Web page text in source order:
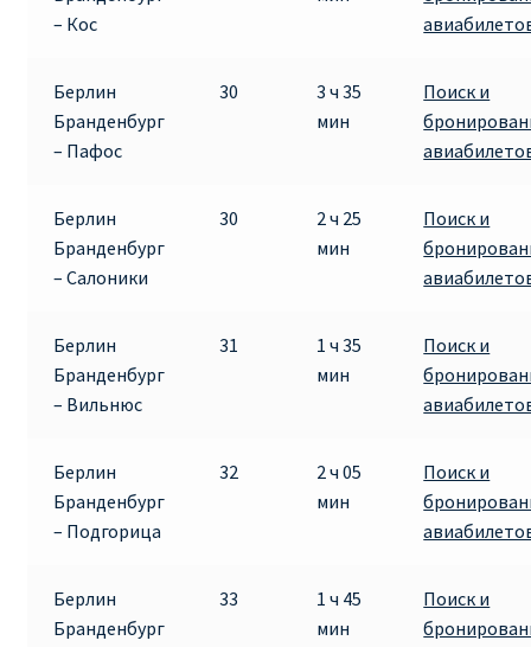
– Кос
Берлин
Бранденбург
– Пафос
30
3 ч 35
мин
Поиск и
Берлин
Бранденбург
– Салоники
30
2 ч 25
мин
Поиск и
Берлин
Бранденбург
– Вильнюс
31
1 ч 35
мин
Поиск и
Берлин
Бранденбург
– Подгорица
32
2 ч 05
мин
Поиск и
Берлин
Бранденбург
33
1 ч 45
мин
Поиск и